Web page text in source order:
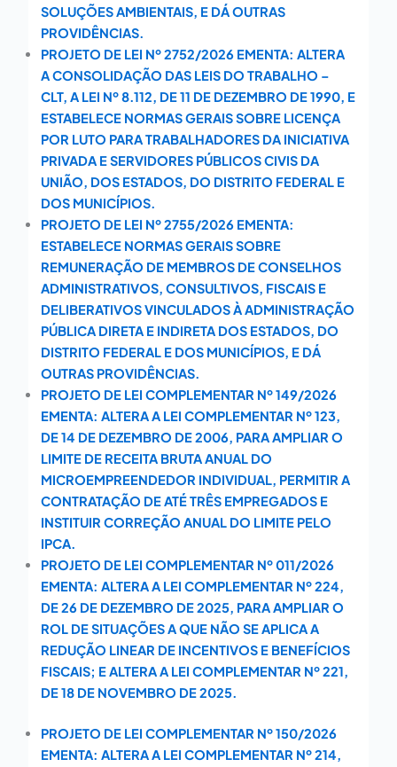
SOLUÇÕES AMBIENTAIS, E DÁ OUTRAS
PROVIDÊNCIAS.
PROJETO DE LEI Nº 2752/2026 EMENTA: ALTERA
A CONSOLIDAÇÃO DAS LEIS DO TRABALHO –
CLT, A LEI Nº 8.112, DE 11 DE DEZEMBRO DE 1990, E
ESTABELECE NORMAS GERAIS SOBRE LICENÇA
POR LUTO PARA TRABALHADORES DA INICIATIVA
PRIVADA E SERVIDORES PÚBLICOS CIVIS DA
UNIÃO, DOS ESTADOS, DO DISTRITO FEDERAL E
DOS MUNICÍPIOS.
PROJETO DE LEI Nº 2755/2026 EMENTA:
ESTABELECE NORMAS GERAIS SOBRE
REMUNERAÇÃO DE MEMBROS DE CONSELHOS
ADMINISTRATIVOS, CONSULTIVOS, FISCAIS E
DELIBERATIVOS VINCULADOS À ADMINISTRAÇÃO
PÚBLICA DIRETA E INDIRETA DOS ESTADOS, DO
DISTRITO FEDERAL E DOS MUNICÍPIOS, E DÁ
OUTRAS PROVIDÊNCIAS.
PROJETO DE LEI COMPLEMENTAR Nº 149/2026
EMENTA: ALTERA A LEI COMPLEMENTAR Nº 123,
DE 14 DE DEZEMBRO DE 2006, PARA AMPLIAR O
LIMITE DE RECEITA BRUTA ANUAL DO
MICROEMPREENDEDOR INDIVIDUAL, PERMITIR A
CONTRATAÇÃO DE ATÉ TRÊS EMPREGADOS E
INSTITUIR CORREÇÃO ANUAL DO LIMITE PELO
IPCA.
PROJETO DE LEI COMPLEMENTAR Nº 011/2026
EMENTA: ALTERA A LEI COMPLEMENTAR Nº 224,
DE 26 DE DEZEMBRO DE 2025, PARA AMPLIAR O
ROL DE SITUAÇÕES A QUE NÃO SE APLICA A
REDUÇÃO LINEAR DE INCENTIVOS E BENEFÍCIOS
FISCAIS; E ALTERA A LEI COMPLEMENTAR Nº 221,
DE 18 DE NOVEMBRO DE 2025.
PROJETO DE LEI COMPLEMENTAR Nº 150/2026
EMENTA: ALTERA A LEI COMPLEMENTAR Nº 214,